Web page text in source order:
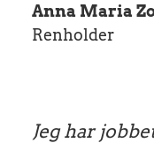
Anna Maria
Renholder
Jeg har